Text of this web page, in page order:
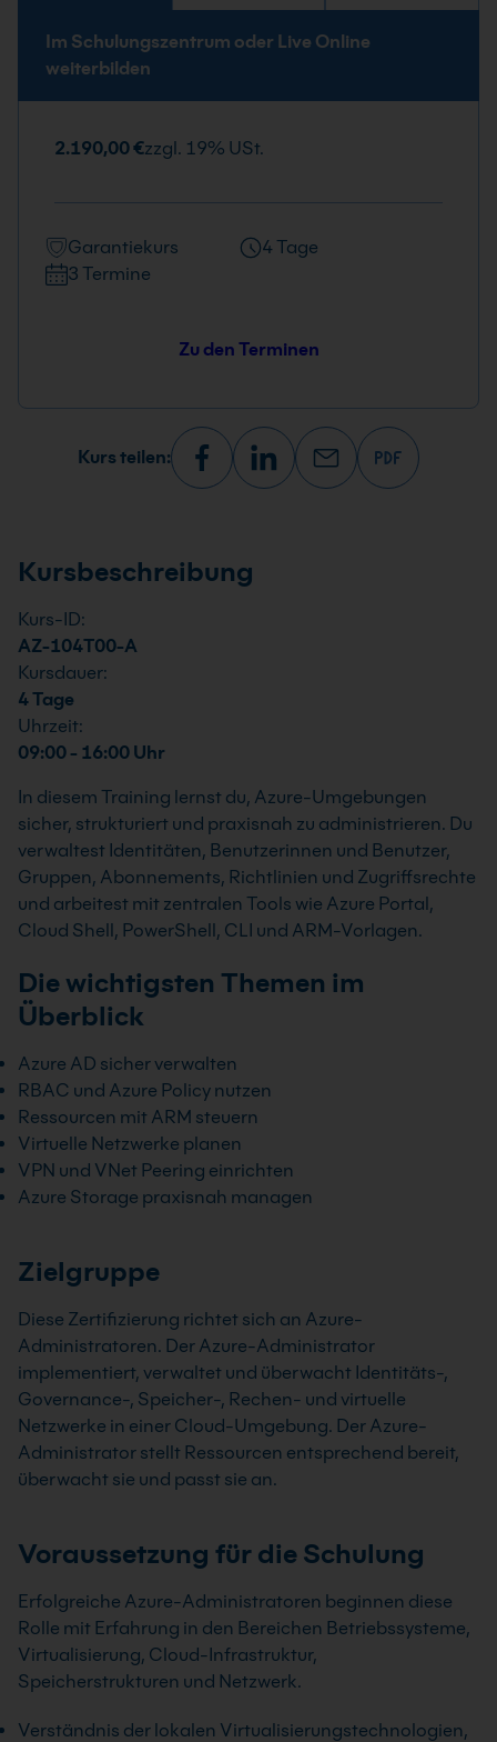
Im Schulungszentrum oder Live Online
weiterbilden
2.190,00 €zzgl. 19% USt.
Garantiekurs
4 Tage
3 Termine
Zu den Terminen
Kurs teilen:
Kursbeschreibung
Kurs-ID:
AZ-104T00-A
Kursdauer:
4 Tage
Uhrzeit:
09:00 - 16:00 Uhr
In diesem Training lernst du, Azure-Umgebungen
sicher, strukturiert und praxisnah zu administrieren. Du
verwaltest Identitäten, Benutzerinnen und Benutzer,
Gruppen, Abonnements, Richtlinien und Zugriffsrechte
und arbeitest mit zentralen Tools wie Azure Portal,
Cloud Shell, PowerShell, CLI und ARM-Vorlagen.
Die wichtigsten Themen im
Überblick
Azure AD sicher verwalten
RBAC und Azure Policy nutzen
Ressourcen mit ARM steuern
Virtuelle Netzwerke planen
VPN und VNet Peering einrichten
Azure Storage praxisnah managen
Zielgruppe
Diese Zertifizierung richtet sich an Azure-
Administratoren. Der Azure-Administrator
implementiert, verwaltet und überwacht Identitäts-,
Governance-, Speicher-, Rechen- und virtuelle
Netzwerke in einer Cloud-Umgebung. Der Azure-
Administrator stellt Ressourcen entsprechend bereit,
überwacht sie und passt sie an.
Voraussetzung für die Schulung
Erfolgreiche Azure-Administratoren beginnen diese
Rolle mit Erfahrung in den Bereichen Betriebssysteme,
Virtualisierung, Cloud-Infrastruktur,
Speicherstrukturen und Netzwerk.
Verständnis der lokalen Virtualisierungstechnologien,